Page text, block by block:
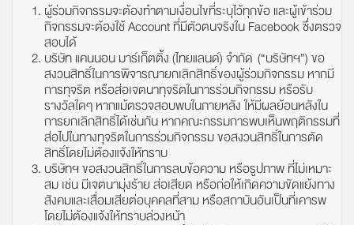
ผู้ร่วมกิจกรรมจะต้องทำตามเงื่อนไขที่ระบุไว้ทุกข้อ และผู้เข้าร่วม
กิจกรรมจะต้องใช้ Account ที่มีตัวตนจริงใน Facebook ซึ่งตรวจ
สอบได้
บริษัท แคนนอน มาร์เก็ตติ้ง (ไทยแลนด์) จำกัด (“บริษัทฯ”) ขอ
สงวนสิทธิ์ในการพิจารณายกเลิกสิทธิ์ของผู้ร่วมกิจกรรม หากมี
การทุจริต หรือส่อเจตนาทุจริตในการร่วมกิจกรรม หรือรับ
รางวัลใดๆ หากแม้ตรวจสอบพบในภายหลัง ให้มีผลย้อนหลังใน
การยกเลิกสิทธิ์ได้เช่นกัน หากคณะกรรมการพบเห็นพฤติกรรมที่
ส่อไปในทางทุจริตในการร่วมกิจกรรม ขอสงวนสิทธิ์ในการตัด
สิทธิ์โดยไม่ต้องแจ้งให้ทราบ
บริษัทฯ ขอสงวนสิทธิ์ในการลบข้อความ หรือรูปภาพ ที่ไม่เหมาะ
สม เช่น มีเจตนามุ่งร้าย ส่อเสียด หรือก่อให้เกิดความขัดแย้งทาง
สังคมและเสื่อมเสียต่อบุคคลที่สาม หรือสถาบันอันเป็นที่เคารพ
โดยไม่ต้องแจ้งให้ทราบล่วงหน้า